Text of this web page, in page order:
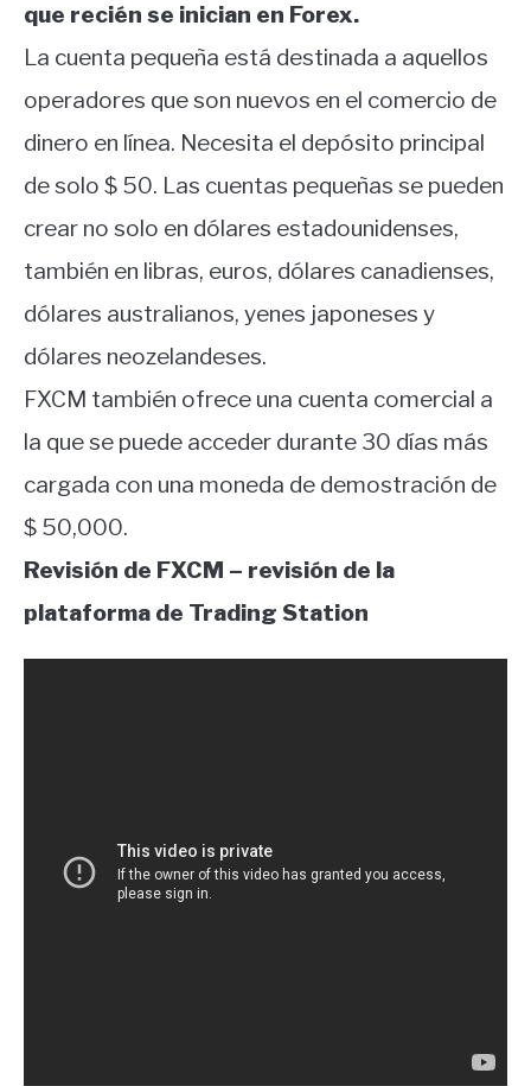
que recién se inician en Forex.
La cuenta pequeña está destinada a aquellos
operadores que son nuevos en el comercio de
dinero en línea. Necesita el depósito principal
de solo $ 50. Las cuentas pequeñas se pueden
crear no solo en dólares estadounidenses,
también en libras, euros, dólares canadienses,
dólares australianos, yenes japoneses y
dólares neozelandeses.
FXCM también ofrece una cuenta comercial a
la que se puede acceder durante 30 días más
cargada con una moneda de demostración de
$ 50,000.
Revisión de FXCM – revisión de la
plataforma de Trading Station